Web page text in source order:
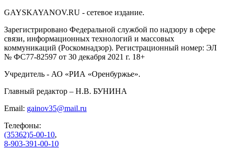
GAYSKAYANOV.RU - сетевое издание.
Зарегистрировано Федеральной службой по надзору в сфере
связи, информационных технологий и массовых
коммуникаций (Роскомнадзор). Регистрационный номер: ЭЛ
№ ФС77-82597 от 30 декабря 2021 г. 18+
Учредитель - АО «РИА «Оренбуржье».
Главный редактор – Н.В. БУНИНА
Email: gainov35@mail.ru
Телефоны:
(35362)5-00-10,
8-903-391-00-10